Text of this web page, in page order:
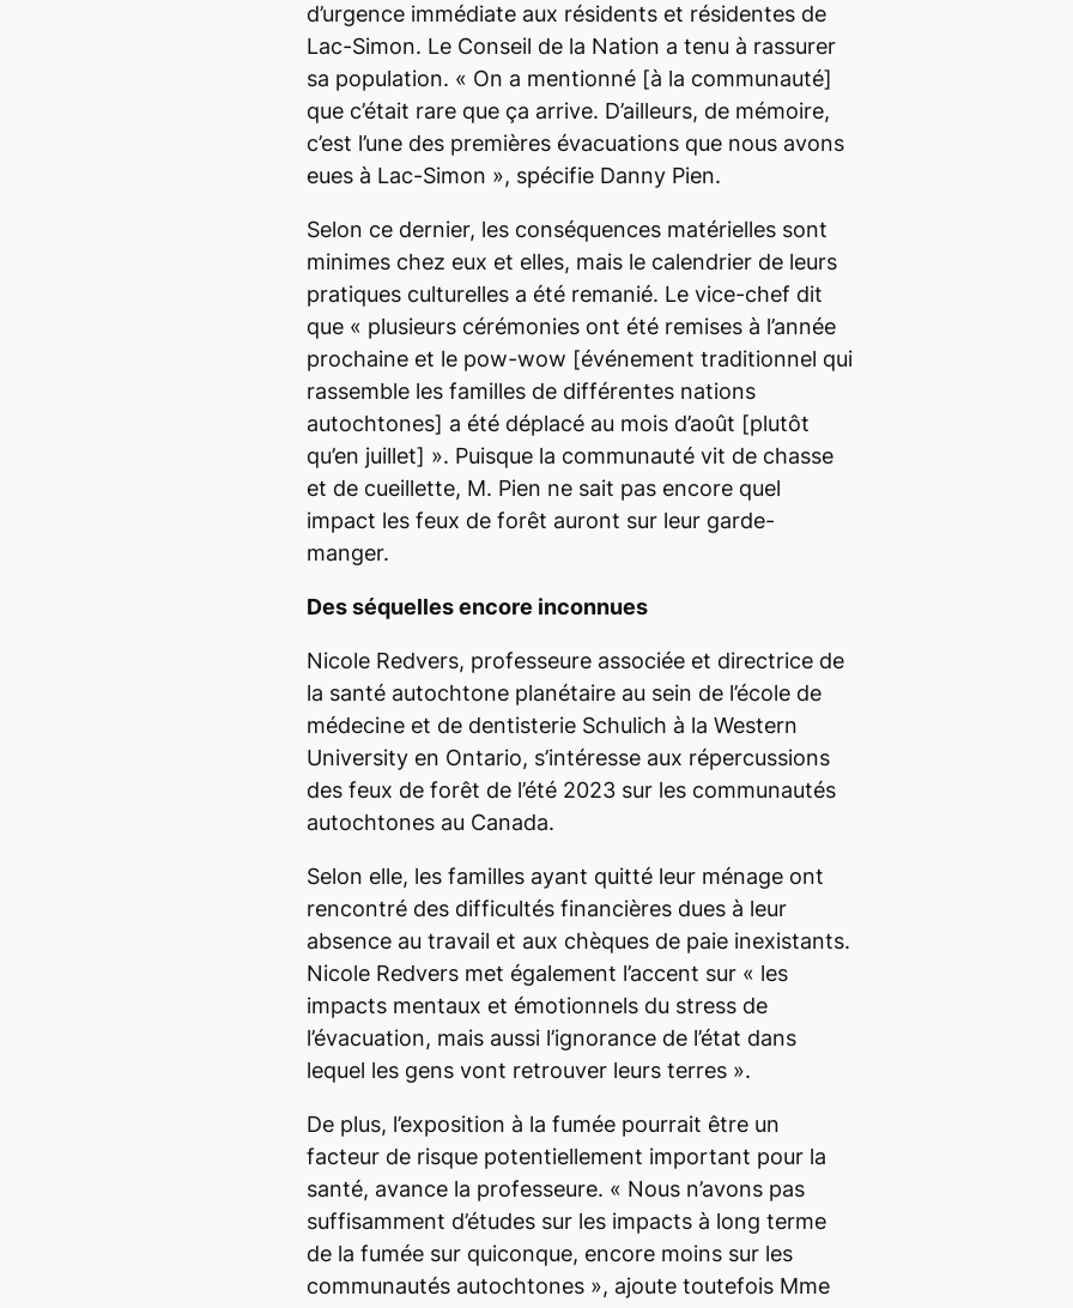
d’urgence immédiate aux résidents et résidentes de
Lac-Simon. Le Conseil de la Nation a tenu à rassurer
sa population. « On a mentionné [à la communauté]
que c’était rare que ça arrive. D’ailleurs, de mémoire,
c’est l’une des premières évacuations que nous avons
eues à Lac-Simon », spécifie Danny Pien.
Selon ce dernier, les conséquences matérielles sont
minimes chez eux et elles, mais le calendrier de leurs
pratiques culturelles a été remanié. Le vice-chef dit
que « plusieurs cérémonies ont été remises à l’année
prochaine et le pow-wow [événement traditionnel qui
rassemble les familles de différentes nations
autochtones] a été déplacé au mois d’août [plutôt
qu’en juillet] ». Puisque la communauté vit de chasse
et de cueillette, M. Pien ne sait pas encore quel
impact les feux de forêt auront sur leur garde-
manger.
Des séquelles encore inconnues
Nicole Redvers, professeure associée et directrice de
la santé autochtone planétaire au sein de l’école de
médecine et de dentisterie Schulich à la Western
University en Ontario, s’intéresse aux répercussions
des feux de forêt de l’été 2023 sur les communautés
autochtones au Canada.
Selon elle, les familles ayant quitté leur ménage ont
rencontré des difficultés financières dues à leur
absence au travail et aux chèques de paie inexistants.
Nicole Redvers met également l’accent sur « les
impacts mentaux et émotionnels du stress de
l’évacuation, mais aussi l’ignorance de l’état dans
lequel les gens vont retrouver leurs terres ».
De plus, l’exposition à la fumée pourrait être un
facteur de risque potentiellement important pour la
santé, avance la professeure. « Nous n’avons pas
suffisamment d’études sur les impacts à long terme
de la fumée sur quiconque, encore moins sur les
communautés autochtones », ajoute toutefois Mme